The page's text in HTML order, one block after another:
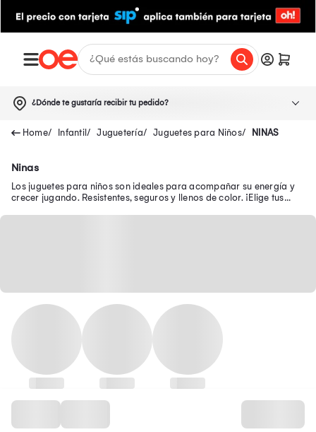
¿Dónde te gustaría recibir tu pedido?
Infantil Juguetería Juguetes para Niños NINAS
Ninas
Los juguetes para niños son ideales para acompañar su energía y
crecer jugando. Resistentes, seguros y llenos de color. ¡Elige tus